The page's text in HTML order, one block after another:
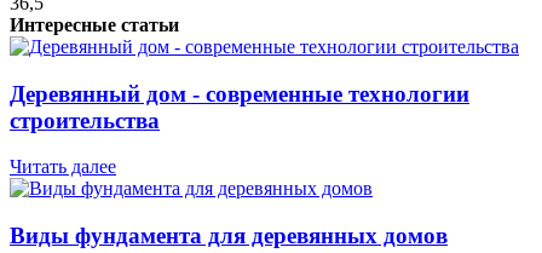
Интересные статьи
Деревянный дом - современные технологии
строительства
Читать далее
Виды фундамента для деревянных домов